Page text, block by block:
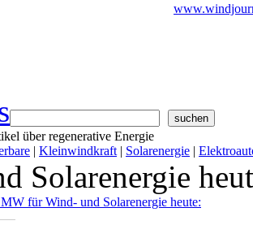
über regenerative Energie
| Kleinwindkraft | Solarenergie |
Solarenergie
für Wind- und Solarenergie heute: